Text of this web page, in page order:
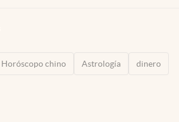
Horóscopo chino Astrología dinero